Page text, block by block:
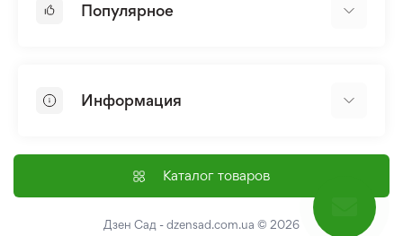
Популярное
Лилия
Семена
Информация
Доставка и оплата
Контакты
Каталог товаров
Дзен Сад - dzensad.com.ua © 2026